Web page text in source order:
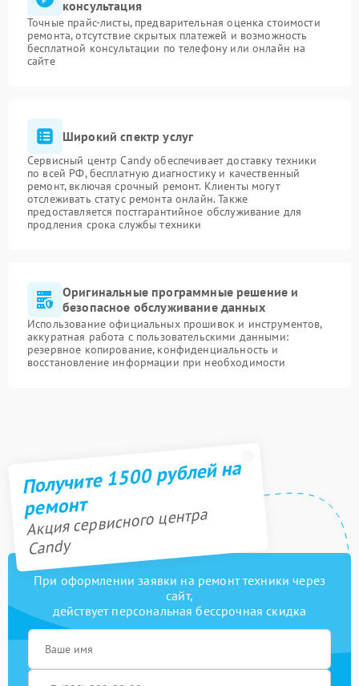
консультация
Точные прайс-листы, предварительная оценка стоимости
ремонта, отсутствие скрытых платежей и возможность
бесплатной консультации по телефону или онлайн на
сайте
Широкий спектр услуг
Сервисный центр Candy обеспечивает доставку техники
по всей РФ, бесплатную диагностику и качественный
ремонт, включая срочный ремонт. Клиенты могут
отслеживать статус ремонта онлайн. Также
предоставляется постгарантийное обслуживание для
продления срока службы техники
Оригинальные программные решение и
безопасное обслуживание данных
Использование официальных прошивок и инструментов,
аккуратная работа с пользовательскими данными:
резервное копирование, конфиденциальность и
восстановление информации при необходимости
Получите 1500 рублей на
ремонт
Акция сервисного центра
Candy
При оформлении заявки на ремонт техники через
сайт,
действует персональная бессрочная скидка